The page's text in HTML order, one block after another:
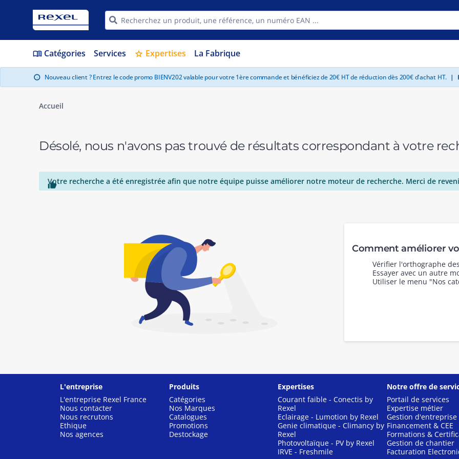
menu_book Catégories Services star Expertises La Fabrique
info Nouveau client ? Entrez le code promo BIENV202 valable pour votre 1ère commande et bénéficiez de 20€ HT de réduction dès 200€ d'achat HT. |
Accueil
Désolé, nous n'avons pas trouvé de résultats correspondant à votre

Votre recherche a été enregistrée afin que notre équipe puisse améliorer notre moteur de recherche. Merci de
Comment améliorer
Vérifier l'orthographe
Essayer avec un autre
Utiliser le menu "Nos
L'entreprise
L'entreprise Rexel France
Nous contacter
Nous recrutons
Ethique
Nos agences
Produits
Catégories
Nos Marques
Catalogues
Promotions
Destockage
Expertises
Courant faible - Conectis by
Rexel
Eclairage - Lumotion by Rexel
Genie climatique - Climancy by
Rexel
Photovoltaïque - PV by Rexel
IRVE - Freshmile
Notre offre de
Portail de services
Expertise métier
Gestion d'entreprise
Financement & CEE
Formations &
Gestion de chantier
Facturation